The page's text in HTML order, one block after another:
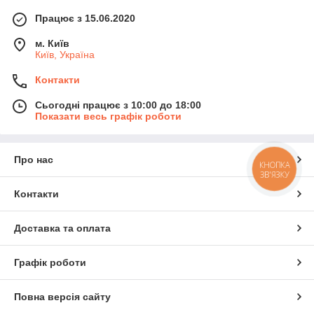
Працює з 15.06.2020
м. Київ
Київ, Україна
Контакти
Сьогодні працює з 10:00 до 18:00
Показати весь графік роботи
Про нас
Контакти
Доставка та оплата
Графік роботи
Повна версія сайту
КНОПКА
ЗВ'ЯЗКУ